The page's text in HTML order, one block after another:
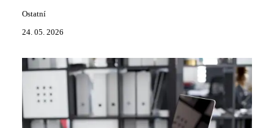
Ostatní
24. 05. 2026